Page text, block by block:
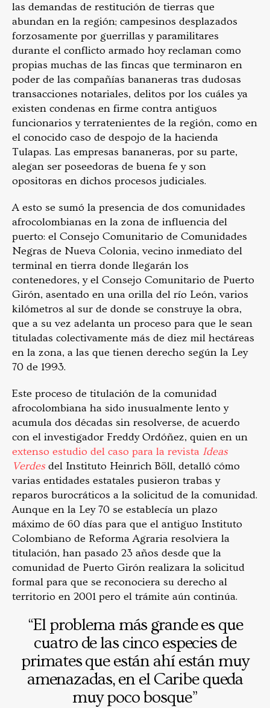
las demandas de restitución de tierras que
abundan en la región; campesinos desplazados
forzosamente por guerrillas y paramilitares
durante el conflicto armado hoy reclaman como
propias muchas de las fincas que terminaron en
poder de las compañías bananeras tras dudosas
transacciones notariales, delitos por los cuáles ya
existen condenas en firme contra antiguos
funcionarios y terratenientes de la región, como en
el conocido caso de despojo de la hacienda
Tulapas. Las empresas bananeras, por su parte,
alegan ser poseedoras de buena fe y son
opositoras en dichos procesos judiciales.
A esto se sumó la presencia de dos comunidades
afrocolombianas en la zona de influencia del
puerto: el Consejo Comunitario de Comunidades
Negras de Nueva Colonia, vecino inmediato del
terminal en tierra donde llegarán los
contenedores, y el Consejo Comunitario de Puerto
Girón, asentado en una orilla del río León, varios
kilómetros al sur de donde se construye la obra,
que a su vez adelanta un proceso para que le sean
tituladas colectivamente más de diez mil hectáreas
en la zona, a las que tienen derecho según la Ley
70 de 1993.
Este proceso de titulación de la comunidad
afrocolombiana ha sido inusualmente lento y
acumula dos décadas sin resolverse, de acuerdo
con el investigador Freddy Ordóñez, quien en un
extenso estudio del caso para la revista Ideas
Verdes del Instituto Heinrich Böll, detalló cómo
varias entidades estatales pusieron trabas y
reparos burocráticos a la solicitud de la comunidad.
Aunque en la Ley 70 se establecía un plazo
máximo de 60 días para que el antiguo Instituto
Colombiano de Reforma Agraria resolviera la
titulación, han pasado 23 años desde que la
comunidad de Puerto Girón realizara la solicitud
formal para que se reconociera su derecho al
territorio en 2001 pero el trámite aún continúa.
“El problema más grande es que
cuatro de las cinco especies de
primates que están ahí están muy
amenazadas, en el Caribe queda
muy poco bosque”